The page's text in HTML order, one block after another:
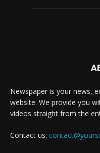
Newspaper is your news,
website. We provide you
videos straight from the
Contact us: